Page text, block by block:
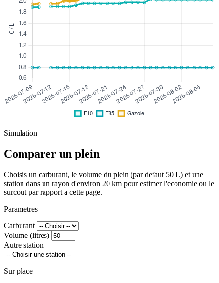
Simulation
Comparer un plein
Choisis un carburant, le volume du plein (par defaut 50 L) et une
station dans un rayon d'environ 20 km pour estimer l'economie ou le
surcout par rapport a cette page.
Parametres
Carburant
Volume (litres)
Autre station
Sur place